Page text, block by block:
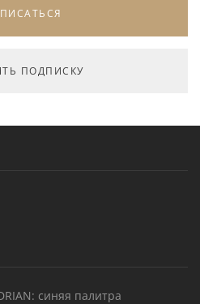
синяя палитра